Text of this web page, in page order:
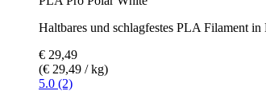
Haltbares und schlagfestes PLA Filament in
€ 29,49
(€ 29,49 / kg)
5.0 (2)